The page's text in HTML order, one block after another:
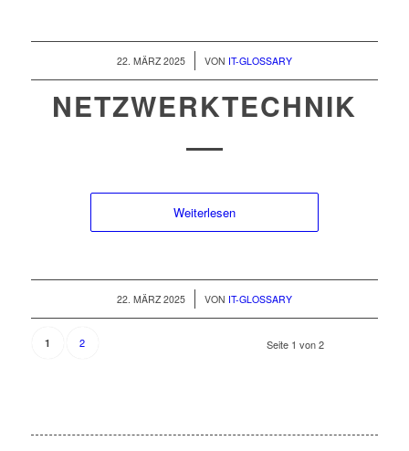
22. MÄRZ 2025
/ VON IT-GLOSSARY
NETZWERKTECHNIK
Weiterlesen
22. MÄRZ 2025
/ VON IT-GLOSSARY
Seite 1 von 2
1 2